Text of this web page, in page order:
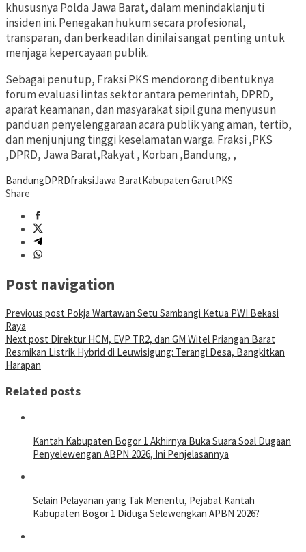
khususnya Polda Jawa Barat, dalam menindaklanjuti
insiden ini. Penegakan hukum secara profesional,
transparan, dan berkeadilan dinilai sangat penting untuk
menjaga kepercayaan publik.
Sebagai penutup, Fraksi PKS mendorong dibentuknya
forum evaluasi lintas sektor antara pemerintah, DPRD,
aparat keamanan, dan masyarakat sipil guna menyusun
panduan penyelenggaraan acara publik yang aman, tertib,
dan menjunjung tinggi keselamatan warga. Fraksi ,PKS
,DPRD, Jawa Barat,Rakyat , Korban ,Bandung, ,
BandungDPRDfraksiJawa BaratKabupaten GarutPKS
Share
Post navigation
Previous post Pokja Wartawan Setu Sambangi Ketua PWI Bekasi
Raya
Next post Direktur HCM, EVP TR2, dan GM Witel Priangan Barat
Resmikan Listrik Hybrid di Leuwisigung: Terangi Desa, Bangkitkan
Harapan
Related posts
Kantah Kabupaten Bogor 1 Akhirnya Buka Suara Soal Dugaan
Penyelewengan ABPN 2026, Ini Penjelasannya
Selain Pelayanan yang Tak Menentu, Pejabat Kantah
Kabupaten Bogor 1 Diduga Selewengkan APBN 2026?